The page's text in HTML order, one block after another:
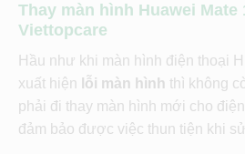
Thay màn hình Huawei Mate
Viettopcare
Hầu như khi màn hình điện thoại
xuất hiện lỗi màn hình thì không
phải đi thay màn hình mới cho
đảm bảo được việc thun tiện khi